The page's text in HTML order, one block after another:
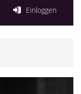
Einloggen